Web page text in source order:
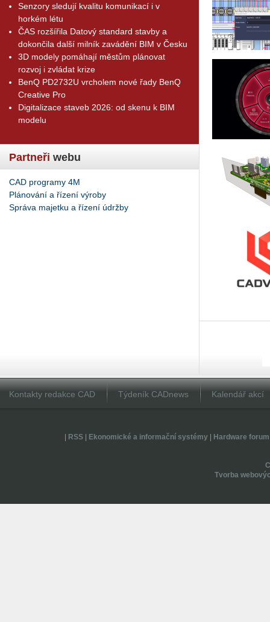
Senzory sledují kvalitu komunikací i v
horkém létu
ČAS rozšířila Datový standard stavby a
dokončila další milník zavádění BIM v Česku
3D modely pomáhají městům plánovat
rozvoj i zvládat krize
BenQ PD2732U vrcholem nové řady BenQ
Creative Pro
Digitalizace staveb 2026: od skenu k BIM
modelu
Partneři webu
CAD programy 4M
Plánování a řízení výroby
Správa majetku a řízení údržby
Kontakty redakce CAD Týdeník CADnews Kalendář akcí
RSS| Ekonomické a informační systémy| Hardware forum
Tvorba